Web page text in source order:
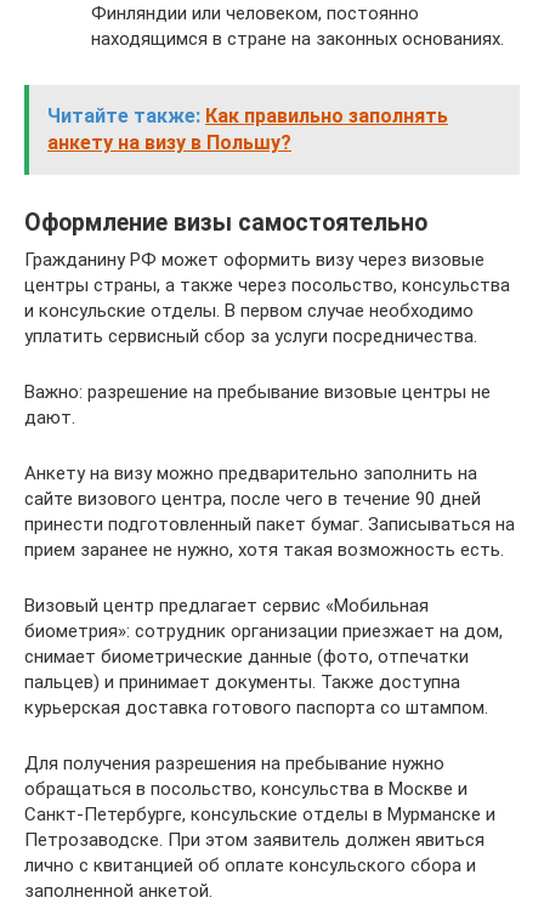
Финляндии или человеком, постоянно
находящимся в стране на законных основаниях.
Читайте также: Как правильно заполнять
анкету на визу в Польшу?
Оформление визы самостоятельно
Гражданину РФ может оформить визу через визовые
центры страны, а также через посольство, консульства
и консульские отделы. В первом случае необходимо
уплатить сервисный сбор за услуги посредничества.
Важно: разрешение на пребывание визовые центры не
дают.
Анкету на визу можно предварительно заполнить на
сайте визового центра, после чего в течение 90 дней
принести подготовленный пакет бумаг. Записываться на
прием заранее не нужно, хотя такая возможность есть.
Визовый центр предлагает сервис «Мобильная
биометрия»: сотрудник организации приезжает на дом,
снимает биометрические данные (фото, отпечатки
пальцев) и принимает документы. Также доступна
курьерская доставка готового паспорта со штампом.
Для получения разрешения на пребывание нужно
обращаться в посольство, консульства в Москве и
Санкт-Петербурге, консульские отделы в Мурманске и
Петрозаводске. При этом заявитель должен явиться
лично с квитанцией об оплате консульского сбора и
заполненной анкетой.